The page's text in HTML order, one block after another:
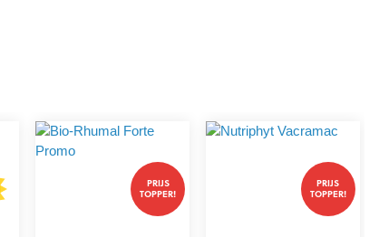
PRIJS
TOPPER!
PRIJS
TOPPER!